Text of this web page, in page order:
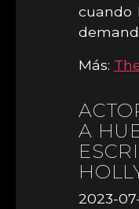
cuando
Más:
A
2023-